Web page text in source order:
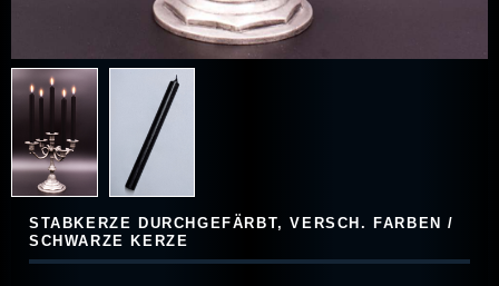
STABKERZE DURCHGEFÄRBT, VERSCH. FARBEN /
SCHWARZE KERZE